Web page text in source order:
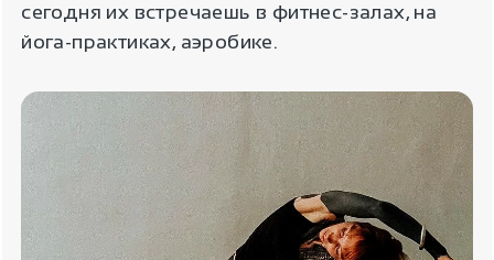
сегодня их встречаешь в фитнес-залах, на
йога-практиках, аэробике.